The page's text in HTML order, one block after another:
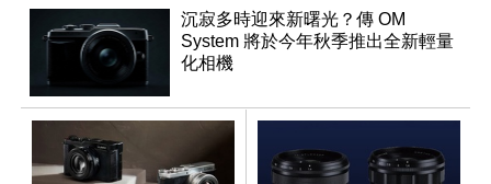
沉寂多時迎來新曙光？傳 OM
System 將於今年秋季推出全新輕量
化相機